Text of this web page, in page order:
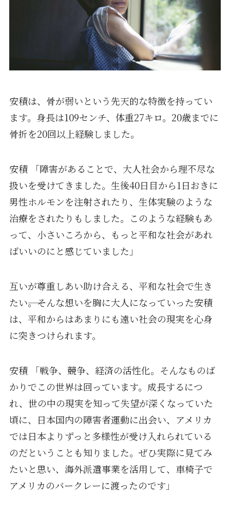
安積は、骨が弱いという先天的な特徴を持ってい
ます。身長は109センチ、体重27キロ。20歳までに
骨折を20回以上経験しました。
安積 「障害があることで、大人社会から理不尽な
扱いを受けてきました。生後40日目から1日おきに
男性ホルモンを注射されたり、生体実験のような
治療をされたりもしました。このような経験もあ
って、小さいころから、もっと平和な社会があれ
ばいいのにと感じていました」
互いが尊重しあい助け合える、平和な社会で生き
たい――。そんな想いを胸に大人になっていった安積
は、平和からはあまりにも遠い社会の現実を心身
に突きつけられます。
安積 「戦争、競争、経済の活性化。そんなものば
かりでこの世界は回っています。成長するにつ
れ、世の中の現実を知って失望が深くなっていた
頃に、日本国内の障害者運動に出会い、アメリカ
では日本よりずっと多様性が受け入れられている
のだということも知りました。ぜひ実際に見てみ
たいと思い、海外派遣事業を活用して、車椅子で
アメリカのバークレーに渡ったのです」